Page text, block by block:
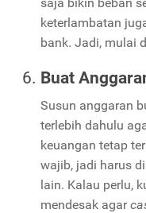
keterlambatan
bank. Jadi, mulai
Buat
Susun anggaran
terlebih dahulu
keuangan tetap
wajib, jadi harus
lain. Kalau perlu,
mendesak agar